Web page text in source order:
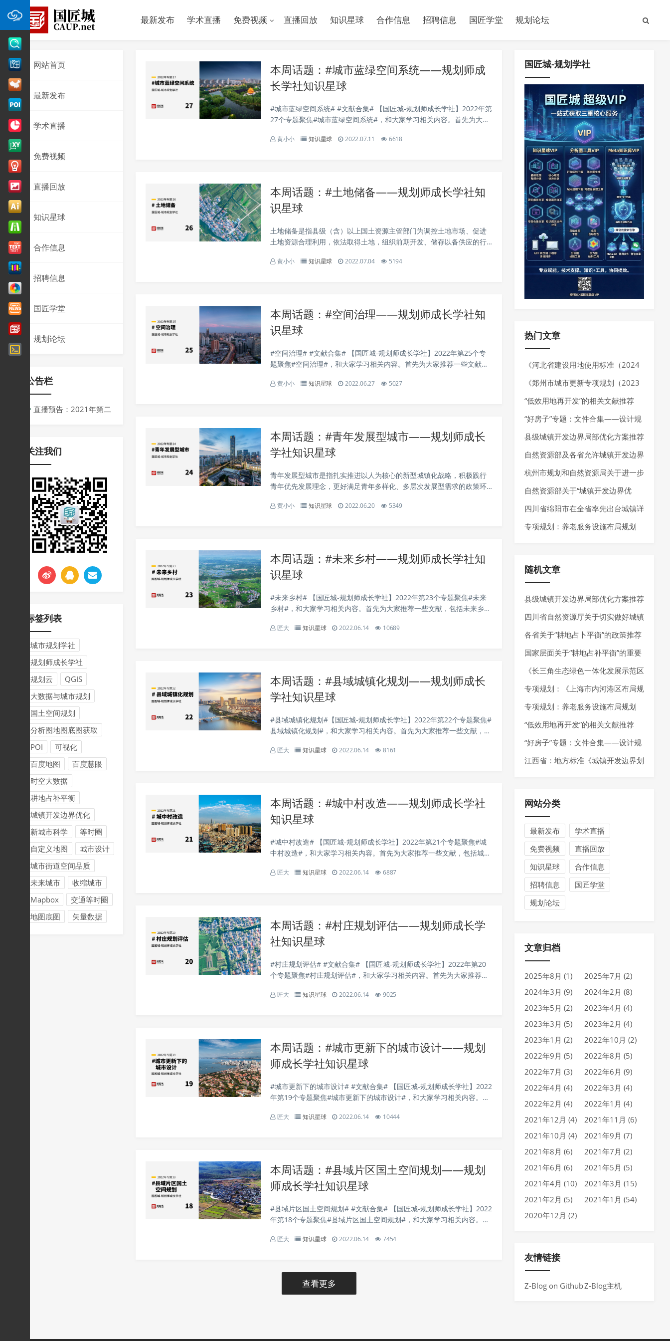
最新发布 学术直播 免费视频 直播回放 知识星球 合作信息 招聘信息 国匠学堂 规划论坛
网站首页
最新发布
学术直播
免费视频
直播回放
知识星球
合作信息
招聘信息
国匠学堂
规划论坛
公告栏
直播预告：2021年第二
挑战与应对
关注我们
标签列表
城市规划学社
规划师成长学社
规划云
QGIS
大数据与城市规划
国土空间规划
分析图地图底图获取
POI
可视化
百度地图
百度慧眼
时空大数据
耕地占补平衡
城镇开发边界优化
新城市科学
等时圈
自定义地图
城市设计
城市街道空间品质
未来城市
收缩城市
Mapbox
交通等时圈
地图底图
矢量数据
本周话题：#城市蓝绿空间系统——规划师成
长学社知识星球
#城市蓝绿空间系统# #文献合集# 【国匠城-规划师成长学社】2022年第
27个专题聚焦#城市蓝绿空间系统#，和大家学习相关内容。首先为大家
绿空间模式与指标体系、城市蓝绿空间评价...
黄小小 知识星球 2022.07.11 6618
本周话题：#土地储备——规划师成长学社知
识星球
土地储备是指县级（含）以上国土资源主管部门为调控土地市场、促进
土地资源合理利用，依法取得土地，组织前期开发、储存以备供应的行
个专题聚焦#土地储备#，和大家学习相关内容...
黄小小 知识星球 2022.07.04 5194
本周话题：#空间治理——规划师成长学社知
识星球
#空间治理# #文献合集# 【国匠城-规划师成长学社】2022年第25个专
题聚焦#空间治理#，和大家学习相关内容。首先为大家推荐一些文献，
策、空间治理体系现代化、国土空间治理重点问...
黄小小 知识星球 2022.06.27 5027
本周话题：#青年发展型城市——规划师成长
学社知识星球
青年发展型城市是指扎实推进以人为核心的新型城镇化战略，积极践行
青年优先发展理念，更好满足青年多样化、多层次发展型需求的政策环
荡、青年高质量发展和城市高质量发展相互促进的城市发展方...
黄小小 知识星球 2022.06.20 5349
本周话题：#未来乡村——规划师成长学社知
识星球
#未来乡村# 【国匠城-规划师成长学社】2022年第23个专题聚焦#未来
乡村#，和大家学习相关内容。首先为大家推荐一些文献，包括未来乡村
村愿景、未来乡村示范样板、乡村生活圈、乡村...
匠大 知识星球 2022.06.14 10689
本周话题：#县域城镇化规划——规划师成长
学社知识星球
#县域城镇化规划#【国匠城-规划师成长学社】2022年第22个专题聚焦#
县域城镇化规划#，和大家学习相关内容。首先为大家推荐一些文献，包
城镇化风险应对、城乡融合、县域城镇化特征、...
匠大 知识星球 2022.06.14 8161
本周话题：#城中村改造——规划师成长学社
知识星球
#城中村改造# 【国匠城-规划师成长学社】2022年第21个专题聚焦#城
中村改造#，和大家学习相关内容。首先为大家推荐一些文献，包括城中
中村规划、城市有机更新、城中村产业用地规划...
匠大 知识星球 2022.06.14 6887
本周话题：#村庄规划评估——规划师成长学
社知识星球
#村庄规划评估# #文献合集# 【国匠城-规划师成长学社】2022年第20
个专题聚焦#村庄规划评估#，和大家学习相关内容。首先为大家推荐一
乡村空间优化策略、乡村产业系统风险评估、...
匠大 知识星球 2022.06.14 9025
本周话题：#城市更新下的城市设计——规划
师成长学社知识星球
#城市更新下的城市设计# #文献合集# 【国匠城-规划师成长学社】2022
年第19个专题聚焦#城市更新下的城市设计#，和大家学习相关内容。首
治理工具、老城区特色塑造、产城人站...
匠大 知识星球 2022.06.14 10444
本周话题：#县域片区国土空间规划——规划
师成长学社知识星球
#县域片区国土空间规划# #文献合集# 【国匠城-规划师成长学社】2022
年第18个专题聚焦#县域片区国土空间规划#，和大家学习相关内容。首
总体规划编制指南、四川省“两项改革”、...
匠大 知识星球 2022.06.14 7454
查看更多
国匠城-规划学社
热门文章
《河北省建设用地使用标准（2024
年版）》发布，确定10大类、55个
行业建设项目用地指标。
《郑州市城市更新专项规划（2023
—2035 年）》发布，明确城市更新
空间布局、分区分类指引以及城市更
新项目负面清单
“低效用地再开发”的相关文献推荐
“好房子”专题：文件合集——设计规
范、技术指南、技术导则
县级城镇开发边界局部优化方案推荐
自然资源部及各省允许城镇开发边界
局部优化的内容
杭州市规划和自然资源局关于进一步
加强规划资源要素保障推动经济高质
量发展的通知
自然资源部关于“城镇开发边界优
化”的政策推荐
四川省绵阳市在全省率先出台城镇详
细规划编制指南
专项规划：养老服务设施布局规划
布局规划编制技术指南（试行）（2
025年7月）》
随机文章
县级城镇开发边界局部优化方案推荐
四川省自然资源厅关于切实做好城镇
开发边界实施管理的通知 （试行）
（征求意见稿）
各省关于“耕地占卜平衡”的政策推荐
国家层面关于“耕地占补平衡”的重要
政策推荐
《长三角生态绿色一体化发展示范区
国土空间总体规划实施体检评估报告
（2023年度）》发布
专项规划：《上海市内河港区布局规
划（2025-2035年）》发布
专项规划：养老服务设施布局规划
——最新指南请参考《养老服务设施
布局规划编制技术指南（试行）（2
025年7月）》
“低效用地再开发”的相关文献推荐
“好房子”专题：文件合集——设计规
范、技术指南、技术导则
江西省：地方标准《城镇开发边界划
网站分类
最新发布
学术直播
免费视频
直播回放
知识星球
合作信息
招聘信息
国匠学堂
规划论坛
文章归档
2025年8月 (1)
2025年7月 (2)
2024年3月 (9)
2024年2月 (8)
2023年5月 (2)
2023年4月 (4)
2023年3月 (5)
2023年2月 (4)
2023年1月 (2)
2022年10月 (2)
2022年9月 (5)
2022年8月 (5)
2022年7月 (3)
2022年6月 (9)
2022年4月 (4)
2022年3月 (4)
2022年2月 (4)
2022年1月 (4)
2021年12月 (4)
2021年11月 (6)
2021年10月 (4)
2021年9月 (7)
2021年8月 (6)
2021年7月 (2)
2021年6月 (6)
2021年5月 (5)
2021年4月 (10)
2021年3月 (15)
2021年2月 (5)
2021年1月 (54)
2020年12月 (2)
友情链接
Z-Blog on GithubZ-Blog主机